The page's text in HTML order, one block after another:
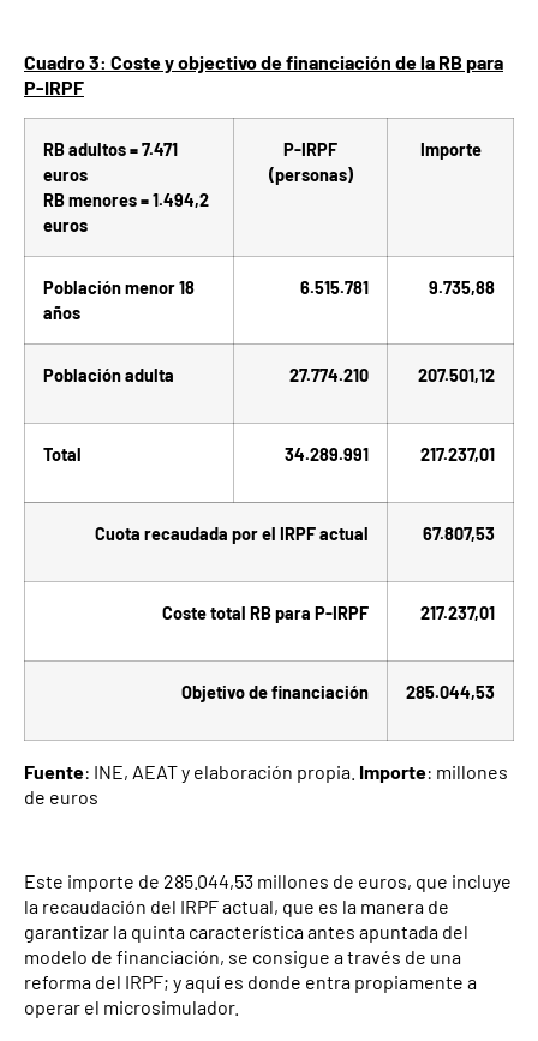
Cuadro 3: Coste y objectivo de financiación de la RB para
P-IRPF
RB adultos = 7.471
euros
RB menores = 1.494,2
euros
P-IRPF
(personas)
Importe
Población menor 18
años
6.515.781 9.735,88
Población adulta 27.774.210 207.501,12
Total 34.289.991 217.237,01
Cuota recaudada por el IRPF actual 67.807,53
Coste total RB para P-IRPF 217.237,01
Objetivo de financiación 285.044,53
Fuente: INE, AEAT y elaboración propia. Importe: millones
de euros
Este importe de 285.044,53 millones de euros, que incluye
la recaudación del IRPF actual, que es la manera de
garantizar la quinta característica antes apuntada del
modelo de financiación, se consigue a través de una
reforma del IRPF; y aquí es donde entra propiamente a
operar el microsimulador.